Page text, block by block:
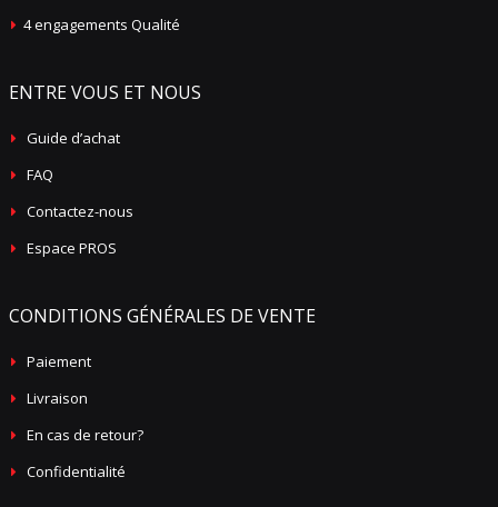
4 engagements Qualité
ENTRE VOUS ET NOUS
Guide d’achat
FAQ
Contactez-nous
Espace PROS
CONDITIONS GÉNÉRALES DE VENTE
Paiement
Livraison
En cas de retour?
Confidentialité